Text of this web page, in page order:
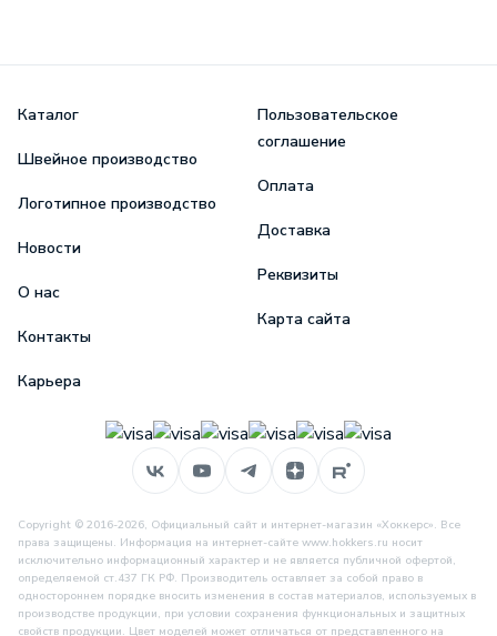
Каталог
Швейное производство
Логотипное производство
Новости
О нас
Контакты
Карьера
Пользовательское
соглашение
Оплата
Доставка
Реквизиты
Карта сайта
Copyright © 2016-2026, Официальный сайт и интернет-магазин «Хоккерс». Все
права защищены. Информация на интернет-сайте www.hokkers.ru носит
исключительно информационный характер и не является публичной офертой,
определяемой ст.437 ГК РФ. Производитель оставляет за собой право в
одностороннем порядке вносить изменения в состав материалов, используемых в
производстве продукции, при условии сохранения функциональных и защитных
свойств продукции. Цвет моделей может отличаться от представленного на